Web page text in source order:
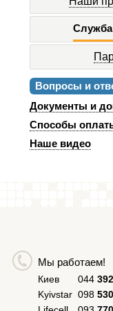
Вопросы и
Документы и
Способы
Наше видео
Мы работаем!
Киев 044
Kyivstar 098